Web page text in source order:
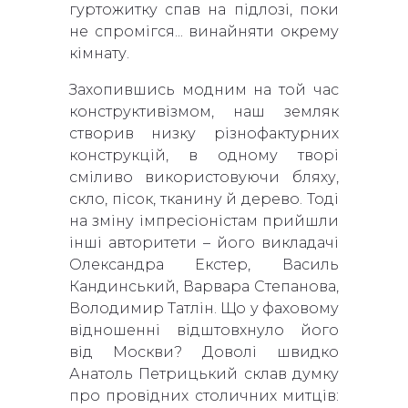
гуртожитку спав на підлозі, поки
не спромігся... винайняти окрему
кімнату.
Захопившись модним на той час
конструктивізмом, наш земляк
створив низку різнофактурних
конструкцій, в одному творі
сміливо використовуючи бляху,
скло, пісок, тканину й дерево. Тоді
на зміну імпресіоністам прийшли
інші авторитети – його викладачі
Олександра Екстер, Василь
Кандинський, Варвара Степанова,
Володимир Татлін. Що у фаховому
відношенні відштовхнуло його
від Москви? Доволі швидко
Анатоль Петрицький склав думку
про провідних столичних митців: